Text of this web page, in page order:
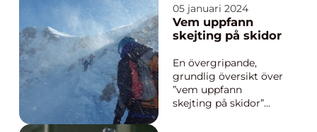
en populär form av
underhållning för
vintersportentusiaster
att följa
direktsändningar från
skidtävlingar kan
tittare uppleva...
05 januari 2024
Vem uppfann
skejting på skidor
En övergripande,
grundlig översikt över
”vem uppfann
skejting på skidor”